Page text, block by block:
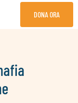
DONA ORA